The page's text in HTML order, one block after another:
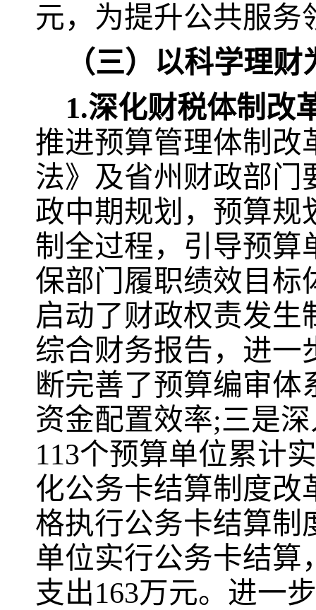
元，为提升公共服务
（三）以科学理
1.深化财税体制改
推进预算管理体制改
法》及省州财政部门
政中期规划，预算规
制全过程，引导预算
保部门履职绩效目标
启动了财政权责发生
综合财务报告，进一
断完善了预算编审
资金配置效率;三是
113个预算单位累计
化公务卡结算制度改
格执行公务卡结算制
单位实行公务卡结算
支出163万元。进一